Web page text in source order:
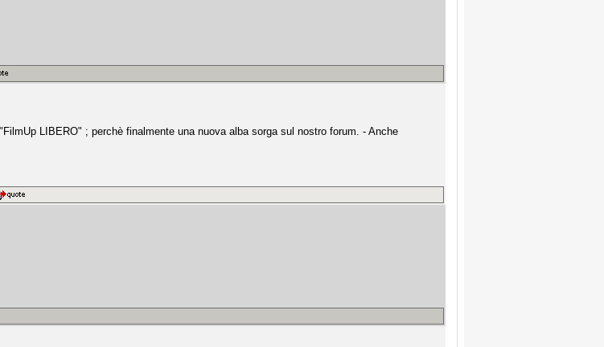
LIBERO" ; perchè finalmente una nuova alba sorga sul nostro forum. - Anche